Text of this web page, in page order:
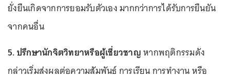
ยั่งยืนเกิดจากการยอมรับตัวเอง มากกว่าการได้รับการยืนยัน
จากคนอื่น
5. ปรึกษานักจิตวิทยาหรือผู้เชี่ยวชาญหากพฤติกรรมดัง
กล่าวเริ่มส่งผลต่อความสัมพันธ์ การเรียน การทำงาน หรือ